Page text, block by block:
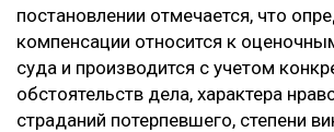
постановлении отмечается, что
компенсации относится к
суда и производится с учетом
обстоятельств дела, характера
страданий потерпевшего, степени